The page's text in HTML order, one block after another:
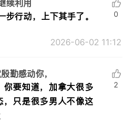
续利用
步行动，上下其手了。
2026-06-02 11:12
0
勤感动你，
要知道，加拿大很多
只是很多男人不像这
2